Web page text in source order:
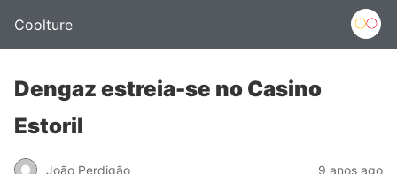
Coolture
Dengaz estreia-se no Casino
Estoril
João Perdigão 9 anos ago